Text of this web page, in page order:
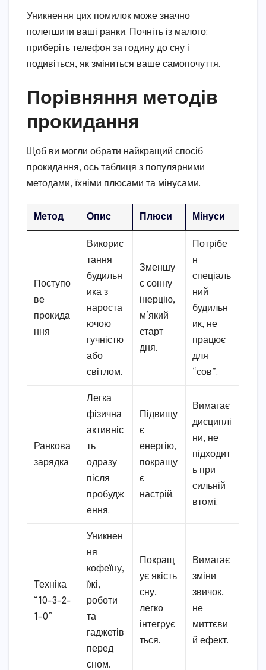
Уникнення цих помилок може значно
полегшити ваші ранки. Почніть із малого:
приберіть телефон за годину до сну і
подивіться, як зміниться ваше самопочуття.
Порівняння методів
прокидання
Щоб ви могли обрати найкращий спосіб
прокидання, ось таблиця з популярними
методами, їхніми плюсами та мінусами.
Метод Опис Плюси Мінуси
Поступо
ве
прокида
ння
Викорис
тання
будильн
ика з
нароста
ючою
гучністю
або
світлом.
Зменшу
є сонну
інерцію,
м’який
старт
дня.
Потрібе
н
спеціаль
ний
будильн
ик, не
працює
для
“сов”.
Ранкова
зарядка
Легка
фізична
активніс
ть
одразу
після
пробудж
ення.
Підвищу
є
енергію,
покращу
є
настрій.
Вимагає
дисциплі
ни, не
підходит
ь при
сильній
втомі.
Техніка
“10-3-2-
1-0”
Уникнен
ня
кофеїну,
їжі,
роботи
та
гаджетів
перед
сном.
Покращ
ує якість
сну,
легко
інтегрує
ться.
Вимагає
зміни
звичок,
не
миттєви
й ефект.